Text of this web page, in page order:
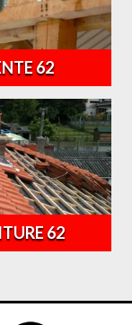
62
62